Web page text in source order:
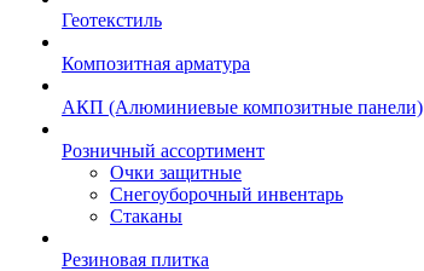
Геотекстиль
Композитная арматура
АКП (Алюминиевые композитные панели)
Розничный ассортимент
Очки защитные
Снегоуборочный инвентарь
Стаканы
Резиновая плитка